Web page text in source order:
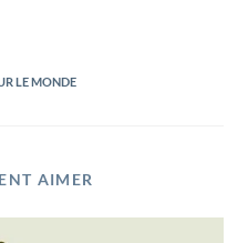
LE MONDE
AIMER